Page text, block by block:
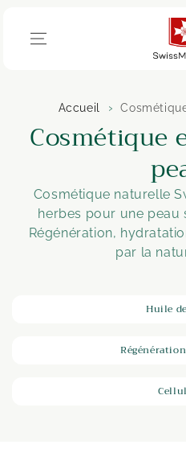
Accueil
C
l
l
Cosmétique
Cosmétique naturelle
herbes pour une peau
Régénération,
par la
Huile